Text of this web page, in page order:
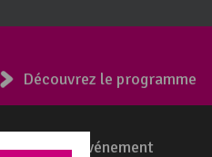
Découvrez le programme
Trouvez un événement